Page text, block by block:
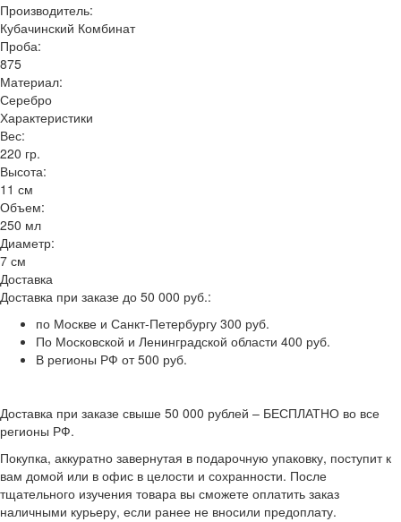
Производитель:
Кубачинский Комбинат
Проба:
875
Материал:
Серебро
Характеристики
Вес:
220 гр.
Высота:
11 см
Объем:
250 мл
Диаметр:
7 см
Доставка
Доставка при заказе до 50 000 руб.:
по Москве и Санкт-Петербургу 300 руб.
По Московской и Ленинградской области 400 руб.
В регионы РФ от 500 руб.
Доставка при заказе свыше 50 000 рублей – БЕСПЛАТНО во все
регионы РФ.
Покупка, аккуратно завернутая в подарочную упаковку, поступит к
вам домой или в офис в целости и сохранности. После
тщательного изучения товара вы сможете оплатить заказ
наличными курьеру, если ранее не вносили предоплату.